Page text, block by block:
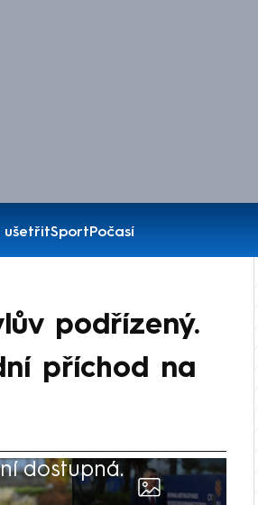
ušetřitSportPočasí
podřízený.
příchod na
dostupná.